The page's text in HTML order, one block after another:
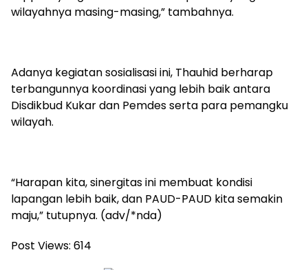
wilayahnya masing-masing,” tambahnya.
Adanya kegiatan sosialisasi ini, Thauhid berharap
terbangunnya koordinasi yang lebih baik antara
Disdikbud Kukar dan Pemdes serta para pemangku
wilayah.
“Harapan kita, sinergitas ini membuat kondisi
lapangan lebih baik, dan PAUD-PAUD kita semakin
maju,” tutupnya. (adv/*nda)
Post Views: 614